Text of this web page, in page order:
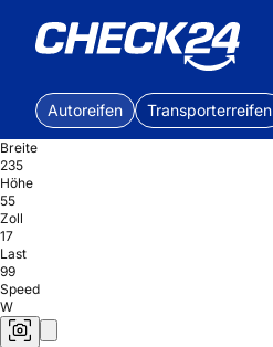
Autoreifen Transporterreifen
Breite
235
Höhe
55
Zoll
17
Last
99
Speed
W